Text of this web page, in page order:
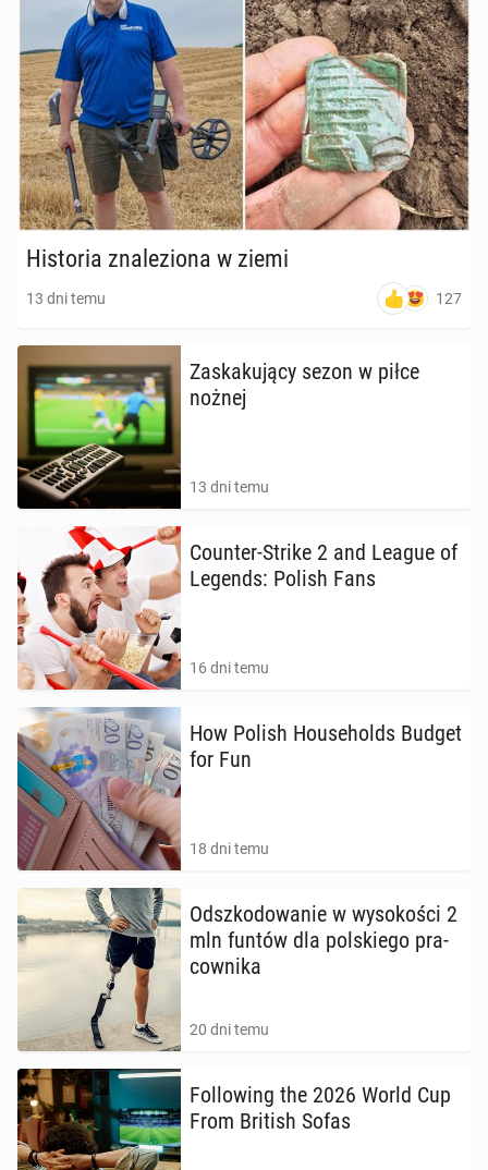
Hi­sto­ria zna­le­zio­na w ziemi
13 dni temu 127
Za­ska­ku­ją­cy sezon w piłce
nożnej
13 dni temu
Counter-Strike 2 and League of
Legends: Polish Fans
16 dni temu
How Polish Ho­use­holds Budget
for Fun
18 dni temu
Od­szko­do­wa­nie w wy­so­ko­ści 2
mln funtów dla pol­skie­go pra­
cow­ni­ka
20 dni temu
Fol­lo­wing the 2026 World Cup
From British Sofas